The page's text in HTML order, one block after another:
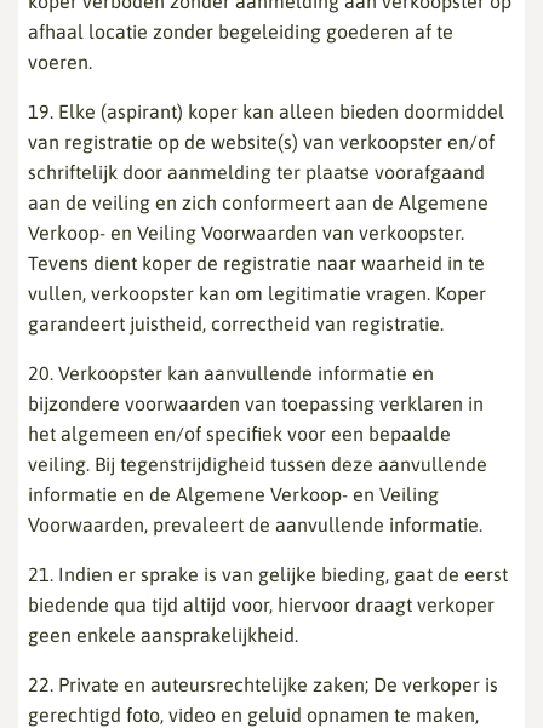
afhaal locatie zonder begeleiding goederen af te
voeren.
19. Elke (aspirant) koper kan alleen bieden doormiddel
van registratie op de website(s) van verkoopster en/of
schriftelijk door aanmelding ter plaatse voorafgaand
aan de veiling en zich conformeert aan de Algemene
Verkoop- en Veiling Voorwaarden van verkoopster.
Tevens dient koper de registratie naar waarheid in te
vullen, verkoopster kan om legitimatie vragen. Koper
garandeert juistheid, correctheid van registratie.
20. Verkoopster kan aanvullende informatie en
bijzondere voorwaarden van toepassing verklaren in
het algemeen en/of specifiek voor een bepaalde
veiling. Bij tegenstrijdigheid tussen deze aanvullende
informatie en de Algemene Verkoop- en Veiling
Voorwaarden, prevaleert de aanvullende informatie.
21. Indien er sprake is van gelijke bieding, gaat de eerst
biedende qua tijd altijd voor, hiervoor draagt verkoper
geen enkele aansprakelijkheid.
22. Private en auteursrechtelijke zaken; De verkoper is
gerechtigd foto, video en geluid opnamen te maken,